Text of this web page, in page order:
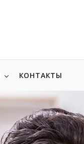
КОНТАКТЫ